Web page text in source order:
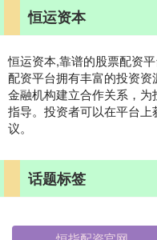
恒运资本
恒运资本,靠谱的股票配资
配资平台拥有丰富的投资
金融机构建立合作关系，
指导。投资者可以在平台
议。
话题标签